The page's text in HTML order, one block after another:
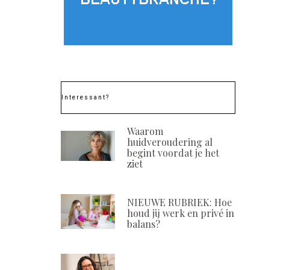
allerbeste?
POSTED
Interessant?
Waarom
huidveroudering al
begint voordat je het
ziet
NIEUWE RUBRIEK: Hoe
houd jij werk en privé in
balans?